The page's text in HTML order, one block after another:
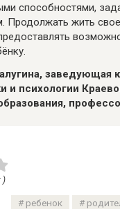
способностями,
Продолжать жить
заведующая
и психологии
)
ребенок